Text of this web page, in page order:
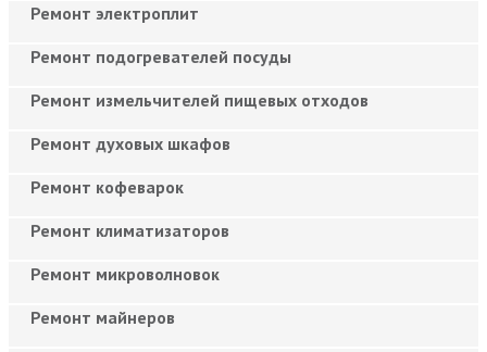
Ремонт электроплит
Ремонт подогревателей посуды
Ремонт измельчителей пищевых отходов
Ремонт духовых шкафов
Ремонт кофеварок
Ремонт климатизаторов
Ремонт микроволновок
Ремонт майнеров